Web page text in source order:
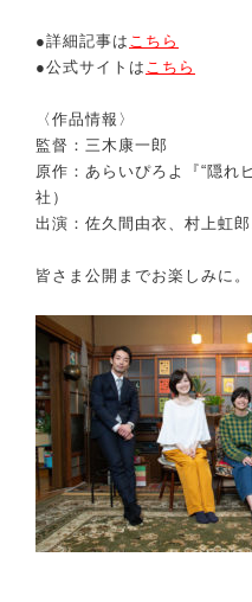
●詳細記事は こちら
●公式サイトは こちら
〈作品情報〉
監督：三木康一郎
原作：あらいぴろよ『“隠れ
社）
出演：佐久間由衣、村上虹
皆さま公開までお楽しみに。